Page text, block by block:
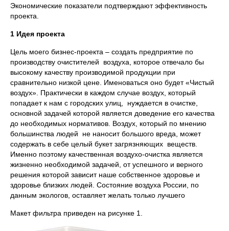
Экономические показатели подтверждают эффективность
проекта.
1 Идея проекта
Цель моего бизнес-проекта – создать предприятие по
производству очистителей воздуха, которое отвечало бы
высокому качеству производимой продукции при
сравнительно низкой цене. Именоваться оно будет «Чистый
воздух». Практически в каждом случае воздух, который
попадает к нам с городских улиц, нуждается в очистке,
основной задачей которой является доведение его качества
до необходимых нормативов. Воздух, который по мнению
большинства людей не наносит большого вреда, может
содержать в себе целый букет загрязняющих веществ.
Именно поэтому качественная воздухо-очистка является
жизненно необходимой задачей, от успешного и верного
решения которой зависит наше собственное здоровье и
здоровье близких людей. Состояние воздуха России, по
данным экологов, оставляет желать только лучшего
Макет фильтра приведен на рисунке 1.